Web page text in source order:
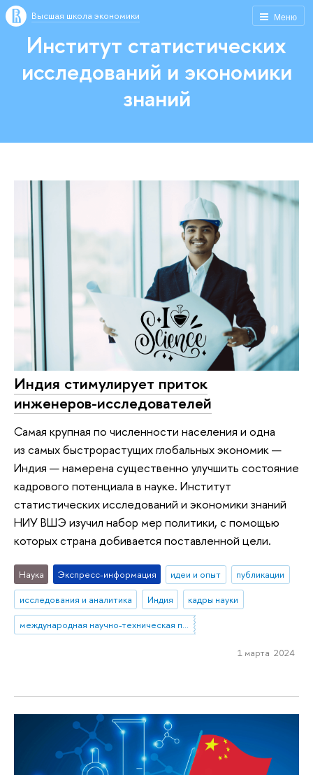
Меню
Высшая школа экономики
Институт статистических
исследований и экономики
знаний
Индия стимулирует приток
инженеров-исследователей
Самая крупная по численности населения и одна
из самых быстрорастущих глобальных экономик —
Индия — намерена существенно улучшить состояние
кадрового потенциала в науке. Институт
статистических исследований и экономики знаний
НИУ ВШЭ изучил набор мер политики, с помощью
которых страна добивается поставленной цели.
Наука Экспресс-информация идеи и опыт
публикации
исследования и аналитика
Индия
кадры науки
международная научно-техническая политика
1 марта 2024